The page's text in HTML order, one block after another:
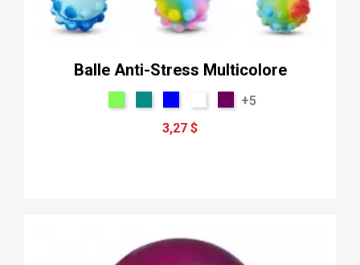
Balle Anti-Stress Multicolore
+5
3,27 $